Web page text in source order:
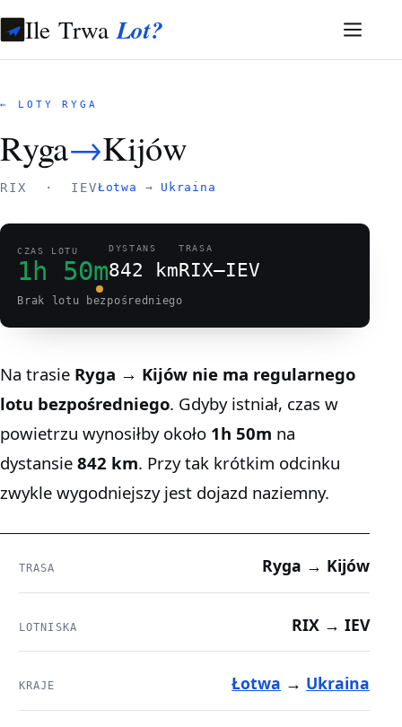
Ile TrwaLot?
← LOTY RYGA
Ryga→Kijów
RIX · IEVŁotwa → Ukraina
CZAS LOTU
1h 50m
DYSTANS
842 km
TRASA
RIX–IEV
Brak lotu bezpośredniego
Na trasie Ryga → Kijów nie ma regularnego
lotu bezpośredniego. Gdyby istniał, czas w
powietrzu wynosiłby około 1h 50m na
dystansie 842 km. Przy tak krótkim odcinku
zwykle wygodniejszy jest dojazd naziemny.
TRASA Ryga → Kijów
LOTNISKA RIX → IEV
KRAJE Łotwa → Ukraina